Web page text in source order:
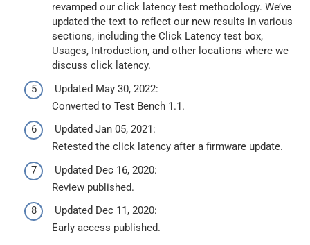
revamped our click latency test methodology. We’ve
updated the text to reflect our new results in various
sections, including the Click Latency test box,
Usages, Introduction, and other locations where we
discuss click latency.
Updated May 30, 2022:
Converted to Test Bench 1.1.
Updated Jan 05, 2021:
Retested the click latency after a firmware update.
Updated Dec 16, 2020:
Review published.
Updated Dec 11, 2020:
Early access published.